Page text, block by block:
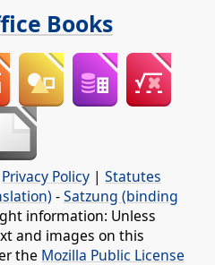
Books
Privacy Policy | Statutes
-Satzung (binding
information: Unless
and images on this
the Mozilla Public License